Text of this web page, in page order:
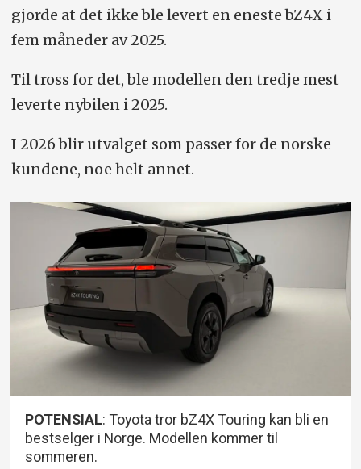
gjorde at det ikke ble levert en eneste bZ4X i
fem måneder av 2025.
Til tross for det, ble modellen den tredje mest
leverte nybilen i 2025.
I 2026 blir utvalget som passer for de norske
kundene, noe helt annet.
POTENSIAL: Toyota tror bZ4X Touring kan bli en
bestselger i Norge. Modellen kommer til
sommeren.